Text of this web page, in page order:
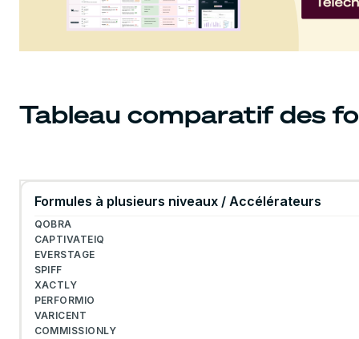
Tableau comparatif des
Formules à plusieurs niveaux / Accélérateurs